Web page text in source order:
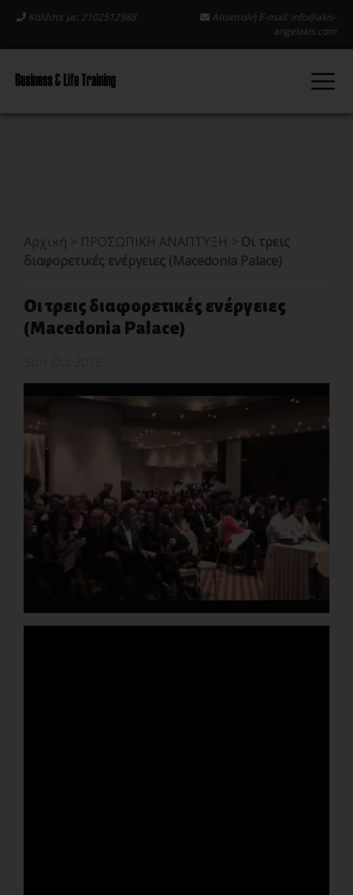
Καλέστε με: 2102512988 Αποστολή E-mail: info@akis-
angelakis.com
Αρχική > ΠΡΟΣΩΠΙΚΗ ΑΝΑΠΤΥΞΗ > Οι τρεις
διαφορετικές ενέργειες (Macedonia Palace)
Οι τρεις διαφορετικές ενέργειες
(Macedonia Palace)